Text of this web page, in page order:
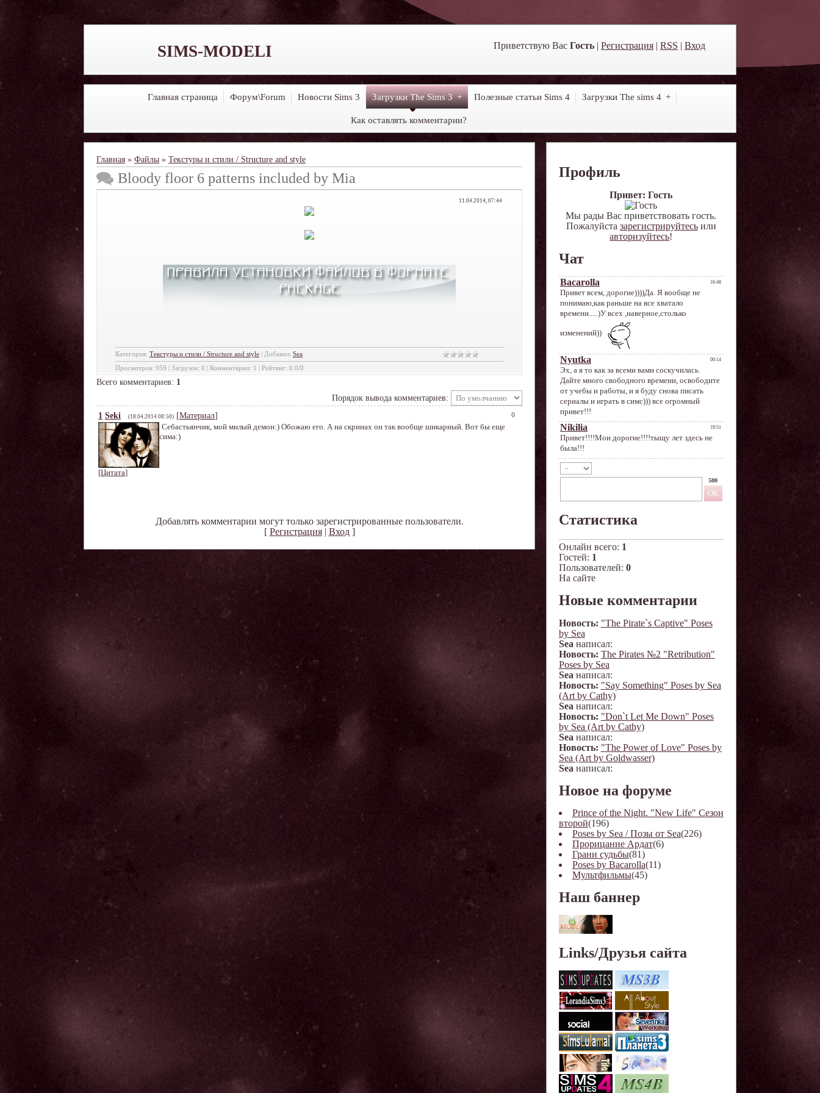
SIMS-MODELI Приветствую Вас Гость | Регистрация | RSS | Вход
Главная страница Форум\Forum Новости Sims 3 Загрузки The Sims 3 Полезные статьи Sims 4 Загрузки The sims 4
Как оставлять комментарии?
Главная » Файлы » Текстуры и стили / Structure and style
Bloody floor 6 patterns included by Mia
11.04.2014, 07:44
Категория: Текстуры и стили / Structure and style Добавил: Sea
Просмотров: 959 Загрузок: 0 Комментарии: 1 Рейтинг: 0.0/0
Всего комментариев: 1
Порядок вывода комментариев:
0
1 Seki (18.04.2014 08:50) [Материал]
Себастьянчик, мой милый демон:) Обожаю его. А на скринах он так вообще шикарный. Вот бы еще
сима:)
[Цитата]
Добавлять комментарии могут только зарегистрированные пользователи.
[ Регистрация| Вход]
Профиль
Привет: Гость
Мы рады Вас приветствовать гость.
Пожалуйста зарегистрируйтесьили
авторизуйтесь!
Чат
500
Статистика
Онлайн всего: 1
Гостей: 1
Пользователей: 0
На сайте
Новые комментарии
Новость: "The Pirate`s Captive" Poses
by Sea
Sea написал:
Новость: The Pirates №2 "Retribution"
Poses by Sea
Sea написал:
Новость: "Say Something" Poses by Sea
(Art by Cathy)
Sea написал:
Новость: "Don`t Let Me Down" Poses
by Sea (Art by Cathy)
Sea написал:
Новость: "The Power of Love" Poses by
Sea (Art by Goldwasser)
Sea написал:
Новое на форуме
Prince of the Night. "New Life" Сезон
второй(196)
Poses by Sea / Позы от Sea(226)
Прорицание Ардат(6)
Грани судьбы(81)
Poses by Bacarolla(11)
Мультфильмы(45)
Наш баннер
Links/Друзья сайта